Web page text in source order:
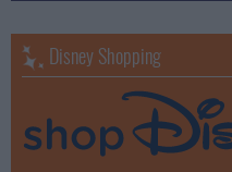
Disney Shopping